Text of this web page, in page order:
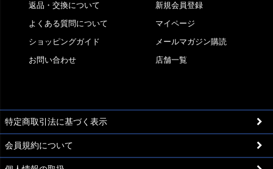
返品・交換について
よくある質問について
ショッピングガイド
お問い合わせ
新規会員登録
マイページ
メールマガジン購読
店舗一覧
特定商取引法に基づく表示
会員規約について